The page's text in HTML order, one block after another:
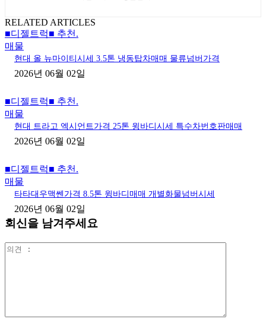
RELATED ARTICLES
■디젤트럭■ 추천.
매물
현대 올 뉴마이티시세 3.5톤 냉동탑차매매 물류넘버가격
2026년 06월 02일
■디젤트럭■ 추천.
매물
현대 트라고 엑시언트가격 25톤 윙바디시세 특수차번호판매매
2026년 06월 02일
■디젤트럭■ 추천.
매물
타타대우맥쎈가격 8.5톤 윙바디매매 개별화물넘버시세
2026년 06월 02일
회신을 남겨주세요